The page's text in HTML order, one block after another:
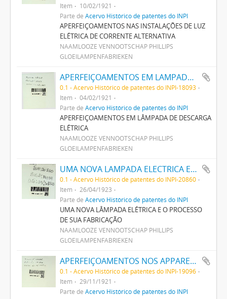
Item
10/02/1921
Parte de Acervo Histórico de patentes do INPI
APERFEIÇOAMENTOS NAS INSTALAÇÕES DE LUZ
ELÉTRICA DE CORRENTE ALTERNATIVA
NAAMLOOZE VENNOOTSCHAP PHILLIPS
GLOEILAMPENFABRIEKEN
APERFEIÇOAMENTOS EM LAMPADA DE DESCARGA ELECTRICA
0.1 - Acervo Histórico de patentes do INPI-18093
Item
04/02/1921
Parte de Acervo Histórico de patentes do INPI
APERFEIÇOAMENTOS EM LÂMPADA DE DESCARGA
ELÉTRICA
NAAMLOOZE VENNOOTSCHAP PHILLIPS
GLOEILAMPENFABRIEKEN
UMA NOVA LAMPADA ELECTRICA E O PROCESSO DE SUA FABRICAÇÃO
0.1 - Acervo Histórico de patentes do INPI-20860
Item
26/04/1923
Parte de Acervo Histórico de patentes do INPI
UMA NOVA LÂMPADA ELÉTRICA E O PROCESSO
DE SUA FABRICAÇÃO
NAAMLOOZE VENNOOTSCHAP PHILLIPS
GLOEILAMPENFABRIEKEN
APERFEIÇOAMENTOS NOS APPARELHOS DE FABRICAR VIDRO
0.1 - Acervo Histórico de patentes do INPI-19096
Item
29/11/1921
Parte de Acervo Histórico de patentes do INPI